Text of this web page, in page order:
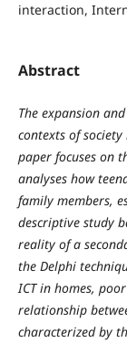
interaction,
Abstract
The expansion
contexts of
paper focuses on
analyses how
family members,
descriptive study
reality of a
the Delphi
ICT in homes,
relationship
characterized by